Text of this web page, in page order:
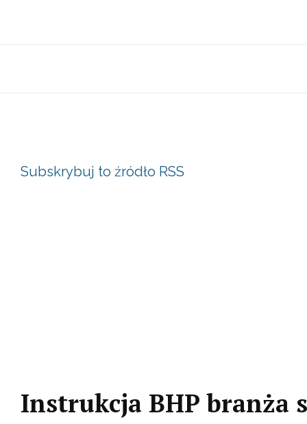
Subskrybuj to źródło RSS
Instrukcja BHP branża